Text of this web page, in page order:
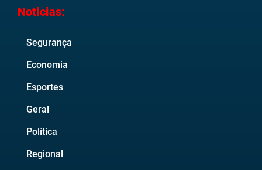
Noticias:
Segurança
Economia
Esportes
Geral
Política
Regional